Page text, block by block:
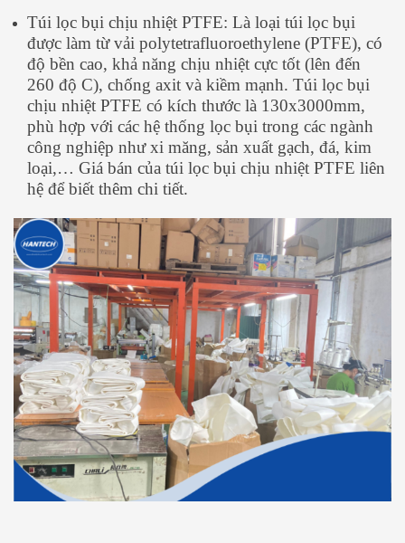
Túi lọc bụi chịu nhiệt PTFE: Là loại túi lọc bụi
được làm từ vải polytetrafluoroethylene (PTFE), có
độ bền cao, khả năng chịu nhiệt cực tốt (lên đến
260 độ C), chống axit và kiềm mạnh. Túi lọc bụi
chịu nhiệt PTFE có kích thước là 130x3000mm,
phù hợp với các hệ thống lọc bụi trong các ngành
công nghiệp như xi măng, sản xuất gạch, đá, kim
loại,… Giá bán của túi lọc bụi chịu nhiệt PTFE liên
hệ để biết thêm chi tiết.